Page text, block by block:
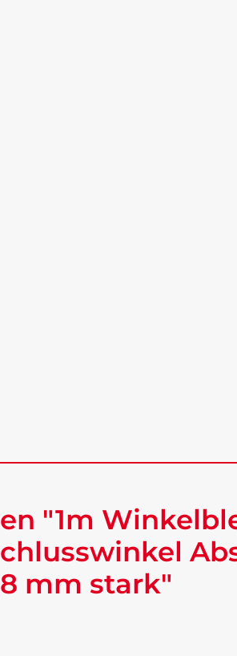
"1m
mm stark"